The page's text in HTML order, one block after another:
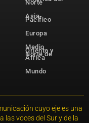
Norte
Asia-
Pacífico
Europa
Medio
Oriente y
Norte de
África
Mundo
cuyo eje es una
las voces del Sur y de la